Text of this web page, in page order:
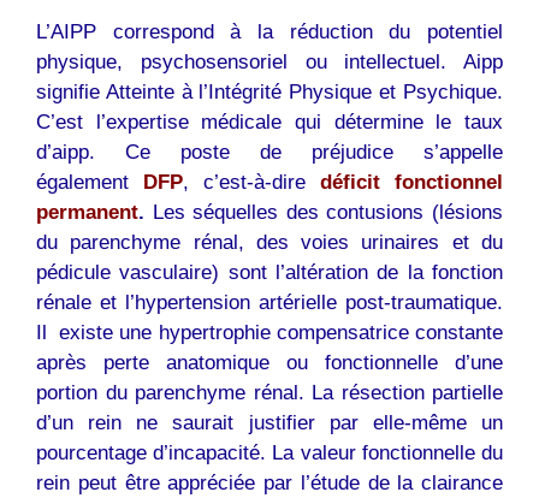
L’AIPP correspond à la réduction du potentiel
physique, psychosensoriel ou intellectuel. Aipp
signifie Atteinte à l’Intégrité Physique et Psychique.
C’est l’expertise médicale qui détermine le taux
d’aipp. Ce poste de préjudice s’appelle
également
DFP, c’est-à-dire déficit fonctionnel
permanent. Les séquelles des contusions (lésions
du parenchyme rénal, des voies urinaires et du
pédicule vasculaire) sont l’altération de la fonction
rénale et l’hypertension artérielle post-traumatique.
Il existe une hypertrophie compensatrice constante
après perte anatomique ou fonctionnelle d’une
portion du parenchyme rénal. La résection partielle
d’un rein ne saurait justifier par elle-même un
pourcentage d’incapacité. La valeur fonctionnelle du
rein peut être appréciée par l’étude de la clairance